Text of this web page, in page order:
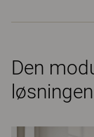
Den
løsningen